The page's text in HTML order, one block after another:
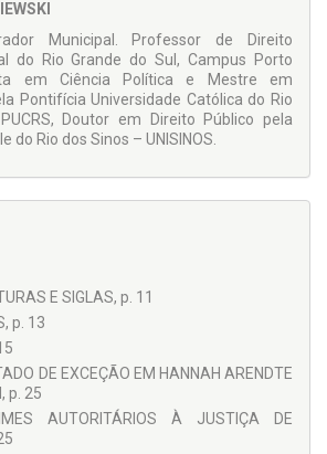
Municipal. Professor de Direito
do Rio Grande do Sul, Campus Porto
em Ciência Política e Mestre em
Pontifícia Universidade Católica do Rio
Doutor em Direito Público pela
do Rio dos Sinos – UNISINOS.
E SIGLAS, p. 11
p. 13
DE EXCEÇÃO EM HANNAH ARENDTE
p. 25
AUTORITÁRIOS À JUSTIÇA DE